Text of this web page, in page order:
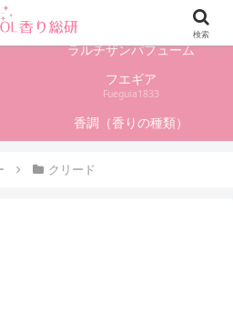
報、香水レビューサイト
ラルチザンパフューム
フエギア
Fueguia1833
香調（香りの種類）
クリード
検索